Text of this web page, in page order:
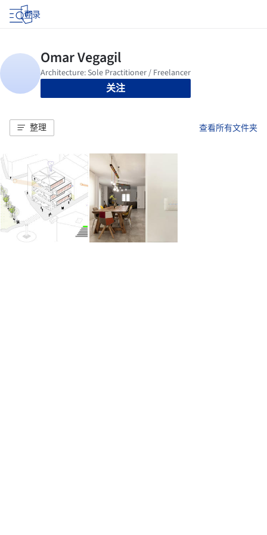
登录
关注
整理 查看所有文件夹